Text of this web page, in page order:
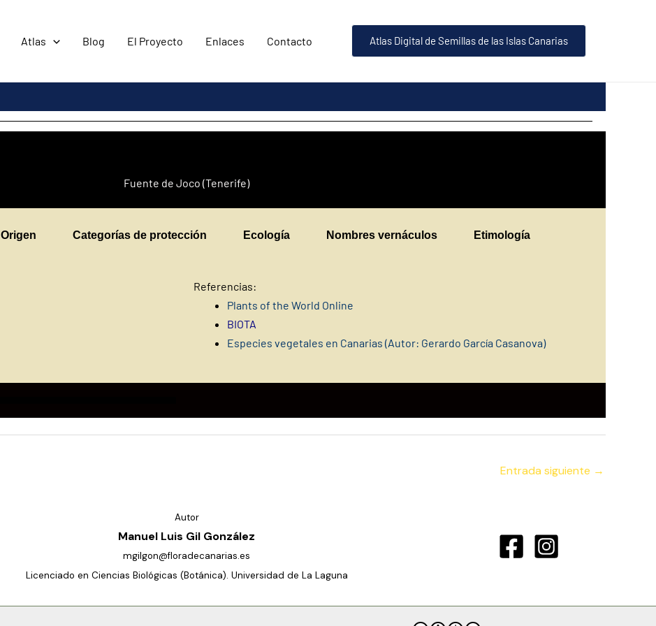
Atlas Blog El Proyecto Enlaces Contacto Atlas Digital de Semillas de las Islas Canarias
Fuente de Joco (Tenerife)
Origen Categorías de protección Ecología Nombres vernáculos Etimología
Referencias:
Plants of the World Online
BIOTA
Especies vegetales en Canarias (Autor: Gerardo García Casanova)
Entrada siguiente →
Autor
Manuel Luis Gil González
mgilgon@floradecanarias.es
Licenciado en Ciencias Biológicas (Botánica). Universidad de La Laguna